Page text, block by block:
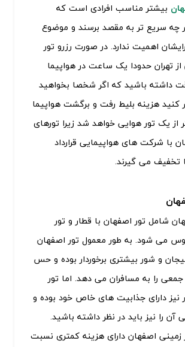
بیشتر مناسب افرادی است که
سریع تر به مقصد برسند و موضوع
اهمیت ندارد. در صورت رزرو تور
تهران حدودا یک ساعت در هواپیما
داشته باشید که اگر شخصا بخواهید
هزینه بلیط رفت و برگشت هواپیما
یک تور هوایی خواهد شد زیرا تورهای
با شرکت های هواپیمایی قرارداد
تخفیف می گیرند.
شامل تور اصفهان با قطار و تور
می شود. به طور معمول تور اصفهان
و شور بیشتری برخوردار بوده و حس
را به مسافران می دهد. اما تور
نیز دارای جذابیت های خاص خود بوده و
را نیز باید در نظر داشته باشید.
اصفهان دارای هزینه کمتری نسبت